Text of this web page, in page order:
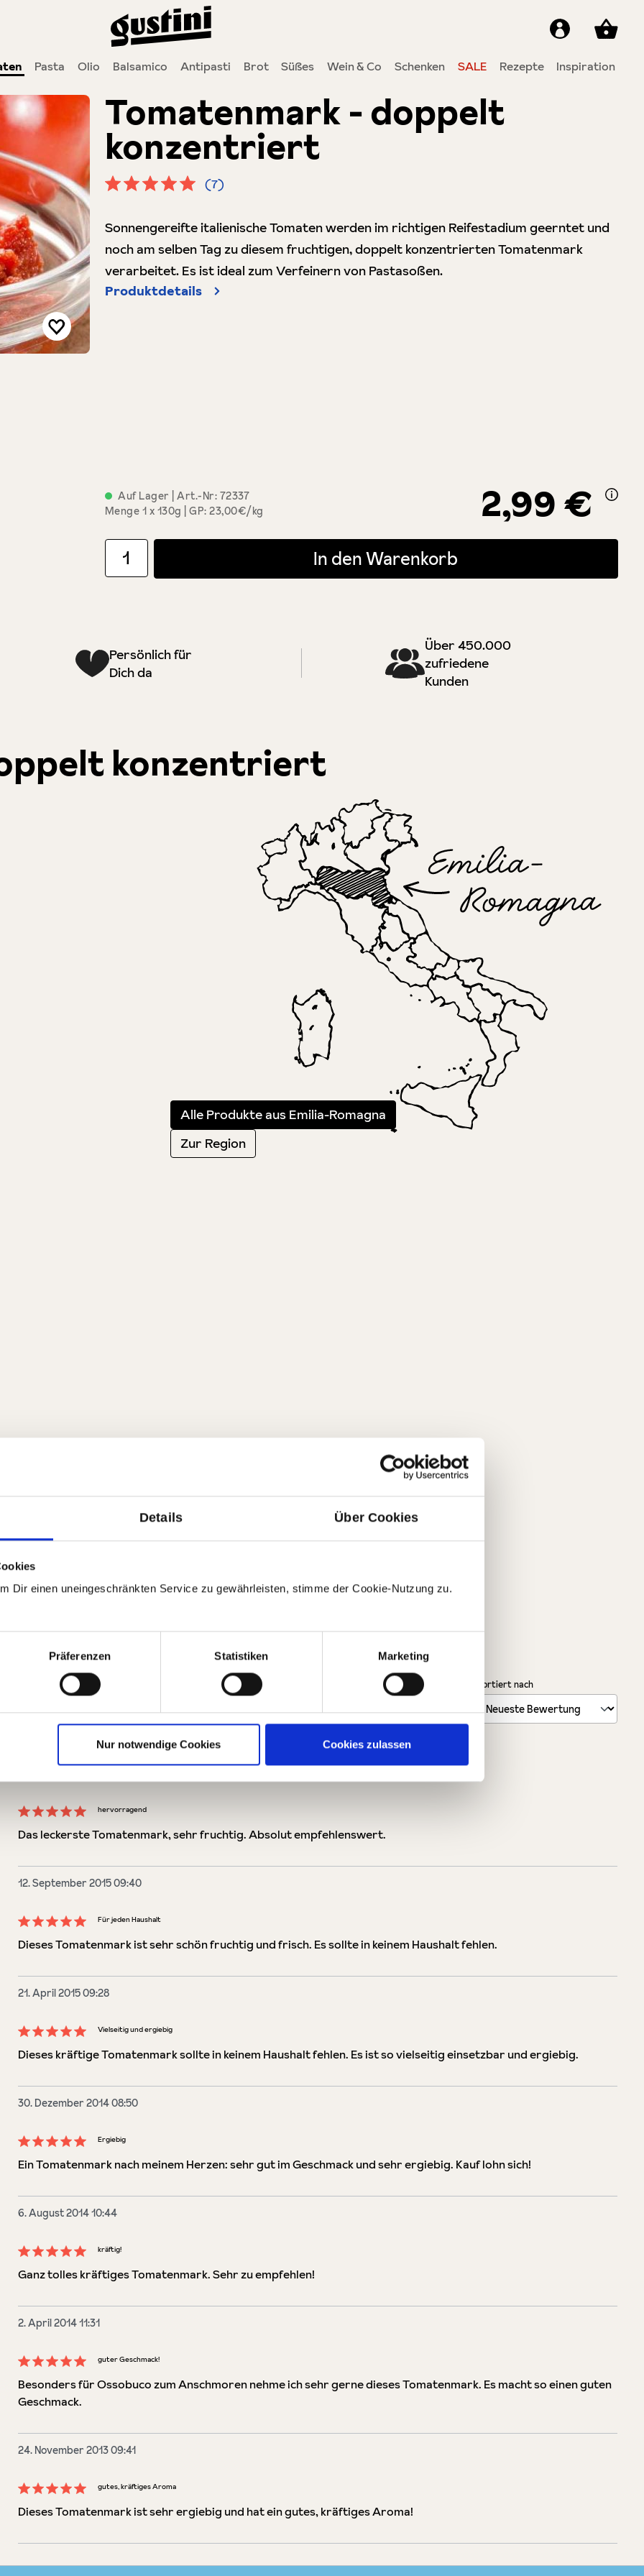
Details Über Cookies
Dir einen uneingeschränkten Service zu gewährleisten, stimme der Cookie-Nutzung zu.
Präferenzen Statistiken Marketing
Nur notwendige Cookies Cookies zulassen
Pasta Olio Balsamico Antipasti Brot Süßes Wein & Co Schenken SALE Rezepte Inspiration
Auf Lager | Art.-Nr: 72337
Menge 1 x 130g GP: 23,00€/kg 2,99 €
Tomatenmark - doppelt
konzentriert
(7)
Sonnengereifte italienische Tomaten werden im richtigen Reifestadium geerntet und
noch am selben Tag zu diesem fruchtigen, doppelt konzentrierten Tomatenmark
verarbeitet. Es ist ideal zum Verfeinern von Pastasoßen.
Produktdetails
Produkt Anzahl: Gib den gewünschten Wert ein oder benutze die Schaltflächen um die Anzahl zu erhöhen oder zu
In den Warenkorb
Persönlich für
Dich da
Über 450.000
zufriedene
Kunden
konzentriert
Zur Region
Alle Produkte aus Emilia-Romagna
Bewertungen nur in der aktuellen Sprache anzeigen.
Sortiert nach
Bewertung mit 5 von 5 Sternen
hervorragend
Das leckerste Tomatenmark, sehr fruchtig. Absolut empfehlenswert.
12. September 2015 09:40
Bewertung mit 5 von 5 Sternen
Für jeden Haushalt
Dieses Tomatenmark ist sehr schön fruchtig und frisch. Es sollte in keinem Haushalt fehlen.
21. April 2015 09:28
Bewertung mit 5 von 5 Sternen
Vielseitig und ergiebig
Dieses kräftige Tomatenmark sollte in keinem Haushalt fehlen. Es ist so vielseitig einsetzbar und ergiebig.
30. Dezember 2014 08:50
Bewertung mit 5 von 5 Sternen
Ergiebig
Ein Tomatenmark nach meinem Herzen: sehr gut im Geschmack und sehr ergiebig. Kauf lohn sich!
6. August 2014 10:44
Bewertung mit 5 von 5 Sternen
kräftig!
Ganz tolles kräftiges Tomatenmark. Sehr zu empfehlen!
2. April 2014 11:31
Bewertung mit 5 von 5 Sternen
guter Geschmack!
Besonders für Ossobuco zum Anschmoren nehme ich sehr gerne dieses Tomatenmark. Es macht so einen guten
Geschmack.
24. November 2013 09:41
Bewertung mit 5 von 5 Sternen
gutes, kräftiges Aroma
Dieses Tomatenmark ist sehr ergiebig und hat ein gutes, kräftiges Aroma!